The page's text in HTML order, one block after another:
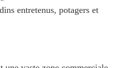
entretenus, potagers et